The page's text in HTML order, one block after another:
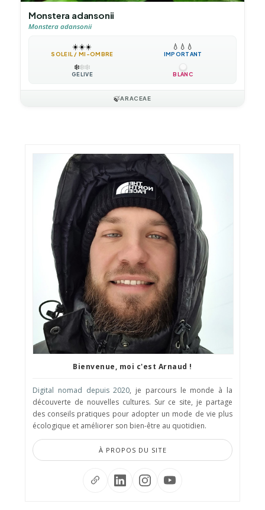
Monstera adansonii
Monstera adansonii
☀️☀️☀️
SOLEIL / MI-OMBRE
💧 💧 💧
IMPORTANT
❄️❄️❄️
GÉLIVE BLANC
🍃ARACEAE
Bienvenue, moi c'est Arnaud !
Digital nomad depuis 2020, je parcours le monde à la
découverte de nouvelles cultures. Sur ce site, je partage
des conseils pratiques pour adopter un mode de vie plus
écologique et améliorer son bien-être au quotidien.
À PROPOS DU SITE